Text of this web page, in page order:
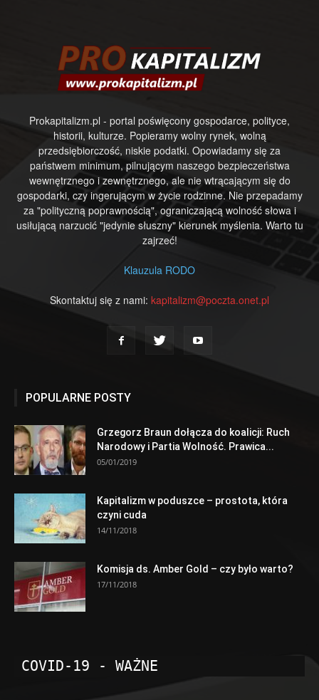
Prokapitalizm.pl - portal poświęcony gospodarce, polityce,
historii, kulturze. Popieramy wolny rynek, wolną
przedsiębiorczość, niskie podatki. Opowiadamy się za
państwem minimum, pilnującym naszego bezpieczeństwa
wewnętrznego i zewnętrznego, ale nie wtrącającym się do
gospodarki, czy ingerującym w życie rodzinne. Nie przepadamy
za "polityczną poprawnością", ograniczającą wolność słowa i
usiłującą narzucić "jedynie słuszny" kierunek myślenia. Warto tu
zajrzeć!
Klauzula RODO
Skontaktuj się z nami: kapitalizm@poczta.onet.pl
POPULARNE POSTY
Grzegorz Braun dołącza do koalicji: Ruch
Narodowy i Partia Wolność. Prawica...
05/01/2019
Kapitalizm w poduszce – prostota, która
czyni cuda
14/11/2018
Komisja ds. Amber Gold – czy było warto?
17/11/2018
COVID-19 - WAŻNE